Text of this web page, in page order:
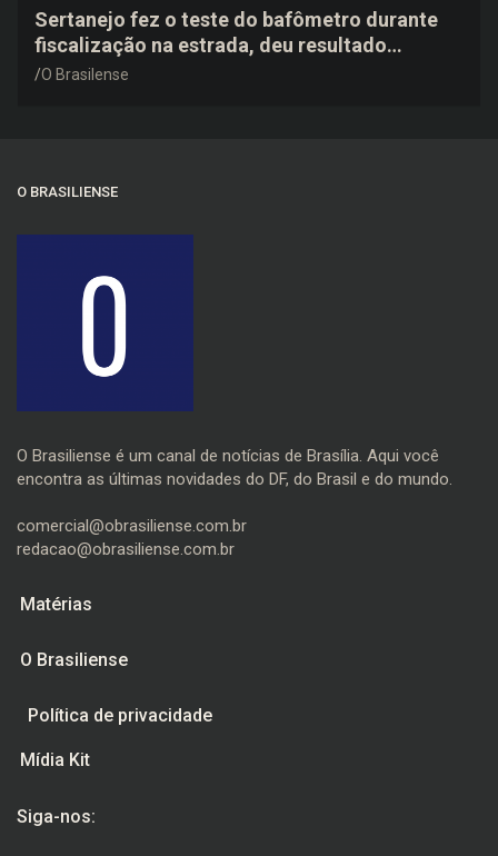
Sertanejo fez o teste do bafômetro durante
fiscalização na estrada, deu resultado
negativo e elogiou o trabalho dos agentes de
O Brasilense
O BRASILIENSE
O Brasiliense é um canal de notícias de Brasília. Aqui você
encontra as últimas novidades do DF, do Brasil e do mundo.
comercial@obrasiliense.com.br
redacao@obrasiliense.com.br
Matérias
O Brasiliense
Política de privacidade
Mídia Kit
Siga-nos: